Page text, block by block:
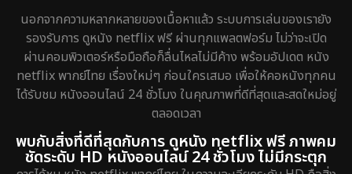
นอกจากความหลากหลายของเนื้อหาแล้ว ระบบการเล่นของเรายัง
รองรับการ ดูหนัง netflix ฟรี ผ่านทุกแพลตฟอร์ม ไม่ว่าจะเปิด
ผ่านคอมพิวเตอร์หรือมือถือก็ลื่นไหลไม่มีค้าง พร้อมอัปเดต หนัง
netflix พากย์ไทย เรื่องใหม่ๆ ก่อนใครเสมอ เพื่อให้คอหนังทุกคน
ได้รับชม หนังออนไลน์ 24 ชั่วโมง ในคุณภาพที่ดีที่สุดและสดใหม่อยู่
ตลอดเวลา
พบกับสิ่งที่ดีที่สุดกับการ ดูหนัง netflix ฟรี ภาพคม
ชัดระดับ HD หนังออนไลน์ 24 ชั่วโมง ไม่มีกระตุก